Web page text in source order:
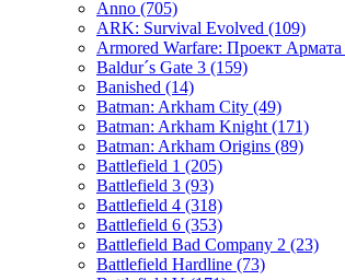
Anno (705)
ARK: Survival Evolved (109)
Armored Warfare: Проект Армата
Baldur´s Gate 3 (159)
Banished (14)
Batman: Arkham City (49)
Batman: Arkham Knight (171)
Batman: Arkham Origins (89)
Battlefield 1 (205)
Battlefield 3 (93)
Battlefield 4 (318)
Battlefield 6 (353)
Battlefield Bad Company 2 (23)
Battlefield Hardline (73)